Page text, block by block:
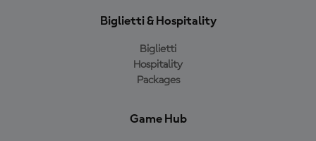
Biglietti & Hospitality
Biglietti
Hospitality
Packages
Game Hub